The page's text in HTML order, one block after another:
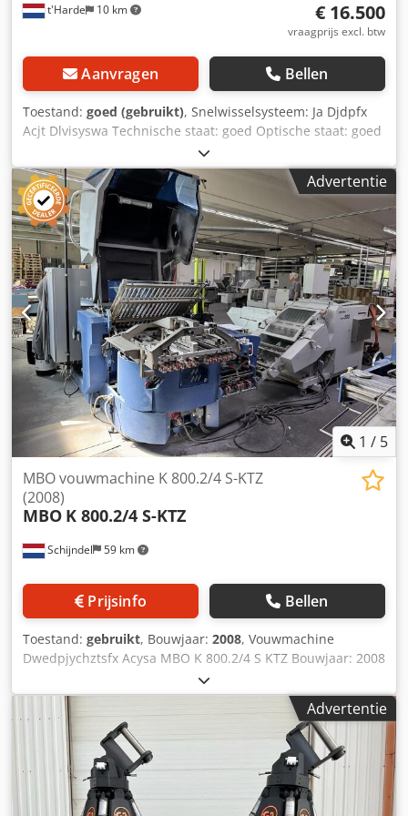
t'Harde 10 km € 16.500
vraagprijs excl. btw
Aanvragen Bellen
Toestand: goed (gebruikt), Snelwisselsysteem: Ja Djdpfx
Acjt Dlvisyswa Technische staat: goed Optische staat: goed
Neem contact op met Ferdinand Pater voor meer
informatie.
Advertentie
1 / 5
Schijndel 59 km
MBO vouwmachine K 800.2/4 S-KTZ
(2008)
MBO K 800.2/4 S-KTZ
Prijsinfo Bellen
Toestand: gebruikt, Bouwjaar: 2008, Vouwmachine
Dwedpjychztsfx Acysa MBO K 800.2/4 S KTZ Bouwjaar: 2008
Omschrijving: - 16 pagina vouwmachine - MBO Navigator
Inlegapparaat - Rondstapelinvoerapparaat: R 800 Vouwunit
MBO K 800.2/4 S KTZ - Parallel vouwwerk met 4
vouwtassen - Tweede kruisslag naar links en rechts - Anti-
lawaaikap over de gehele vouwunit Exclusief uitleg
Advertentie